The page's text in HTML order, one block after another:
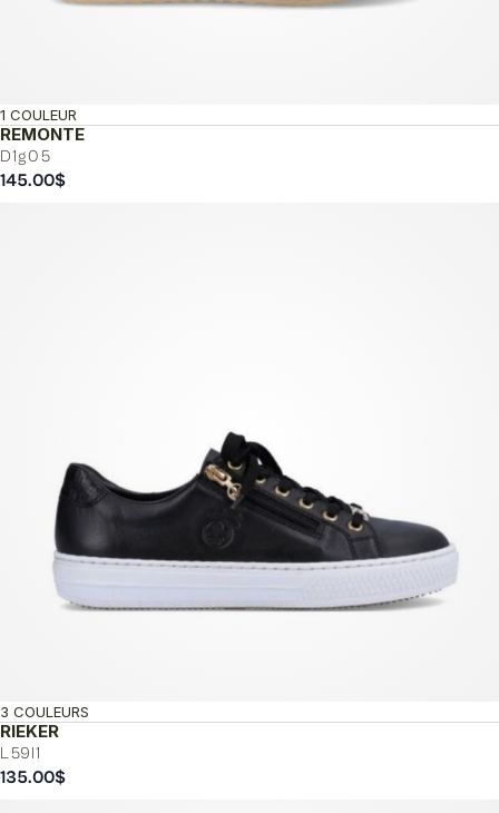
REMONTE
D1g05
1 COULEUR
145.00$
RIEKER
L59l1
3 COULEURS
135.00$